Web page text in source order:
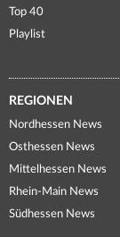
Top 40
Playlist
REGIONEN
Nordhessen News
Osthessen News
Mittelhessen News
Rhein-Main News
Südhessen News